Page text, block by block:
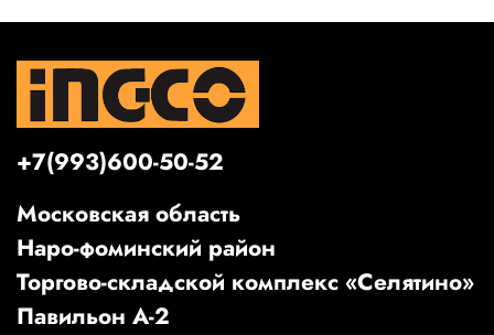
+7(993)600-50-52
Московская область
Наро-фоминский район
Торгово-складской комплекс «Селятино»
Павильон А-2